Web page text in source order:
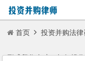
首页 投资并购法律
形式留住人才，如何操